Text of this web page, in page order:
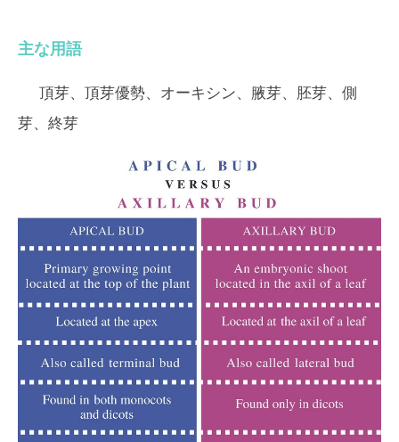
主な用語
頂芽、頂芽優勢、オーキシン、腋芽、胚芽、側
芽、終芽